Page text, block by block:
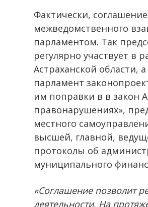
Фактически,
межведомственного
парламентом. Так
регулярно участвует в
Астраханской области,
парламент
им поправки в в закон
правонарушениях»,
местного
высшей, главной,
протоколы об
муниципального
«Соглашение позволит
деятельности. На